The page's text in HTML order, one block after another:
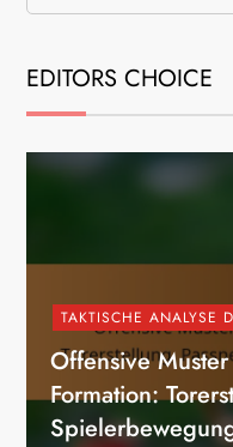
EDITORS CHOICE
TAKTISCHE ANALYSE
Offensive
Formation: